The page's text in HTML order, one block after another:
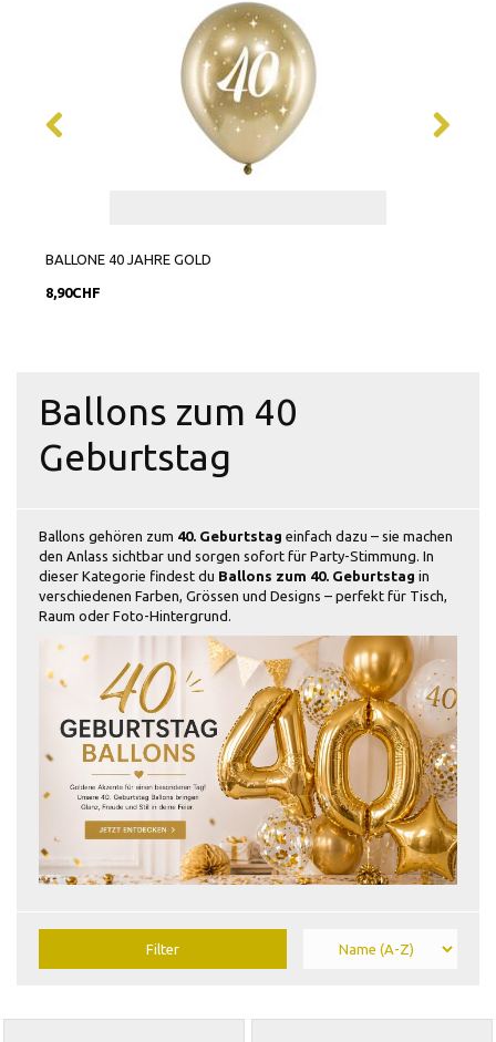
BALLONE 40 JAHRE GOLD
8,90CHF
Ballons zum 40
Geburtstag
Ballons gehören zum 40. Geburtstag einfach dazu – sie machen
den Anlass sichtbar und sorgen sofort für Party-Stimmung. In
dieser Kategorie findest du Ballons zum 40. Geburtstag in
verschiedenen Farben, Grössen und Designs – perfekt für Tisch,
Raum oder Foto-Hintergrund.
Filter